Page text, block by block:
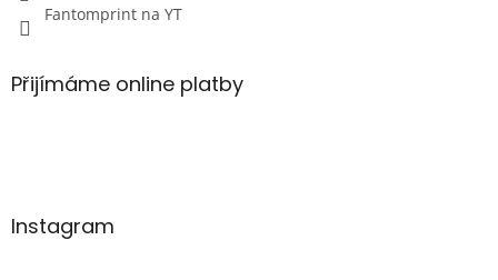
Fantomprint na YT
Přijímáme online platby
Instagram